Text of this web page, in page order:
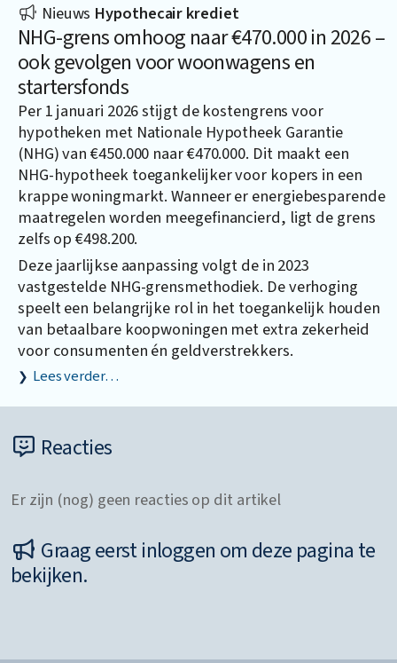
Nieuws Hypothecair krediet
NHG-grens omhoog naar €470.000 in 2026 –
ook gevolgen voor woonwagens en
startersfonds
Per 1 januari 2026 stijgt de kostengrens voor
hypotheken met Nationale Hypotheek Garantie
(NHG) van €450.000 naar €470.000. Dit maakt een
NHG-hypotheek toegankelijker voor kopers in een
krappe woningmarkt. Wanneer er energiebesparende
maatregelen worden meegefinancierd, ligt de grens
zelfs op €498.200.
Deze jaarlijkse aanpassing volgt de in 2023
vastgestelde NHG-grensmethodiek. De verhoging
speelt een belangrijke rol in het toegankelijk houden
van betaalbare koopwoningen met extra zekerheid
voor consumenten én geldverstrekkers.
Lees verder…
Reacties
Er zijn (nog) geen reacties op dit artikel
Graag eerst inloggen om deze pagina te
bekijken.